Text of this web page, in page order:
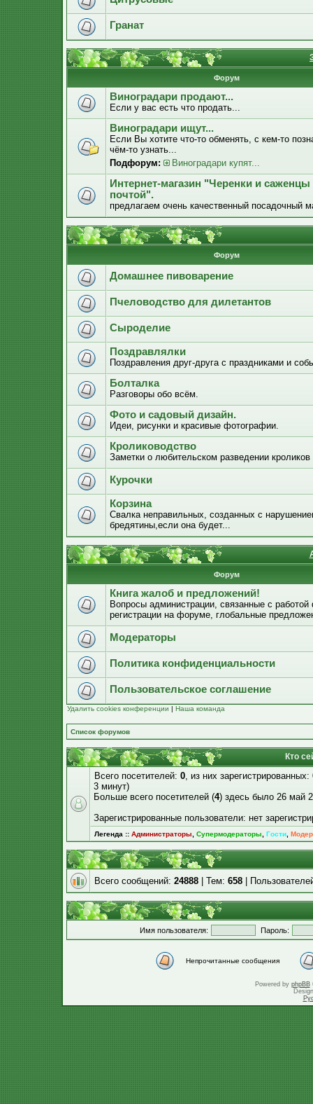
Гранат
Форум
Виноградари продают...
Если у вас есть что продать...
Виноградари ищут...
Если Вы хотите что-то обменять, с кем-то
чём-то узнать...
Подфорум:
Виноградари купят...
Интернет-магазин "Черенки и саженцы
почтой".
предлагаем очень качественный посадочный
Форум
Домашнее пивоварение
Пчеловодство для дилетантов
Сыроделие
Поздравлялки
Поздравления друг-друга с праздниками и
Болталка
Разговоры обо всём.
Фото и садовый дизайн.
Идеи, рисунки и красивые фотографии.
Кролиководство
Заметки о любительском разведении кроликов
Курочки
Корзина
Свалка неправильных, созданных с
бредятины,если она будет...
Форум
Книга жалоб и предложений!
Вопросы администрации, связанные с
регистрации на форуме, глобальные
Модераторы
Политика конфиденциальности
Пользовательское соглашение
Удалить cookies конференции | Наша команда
Список форумов
Кто
Всего посетителей: 0, из них
3 минут)
Больше всего посетителей (4) здесь было 26 май
Зарегистрированные пользователи: нет
Легенда :: Администраторы Супермодераторы Гости
Всего сообщений: 24888 | Тем: 658 |
Имя пользователя: Пароль:
Непрочитанные сообщения
Powered by phpBB